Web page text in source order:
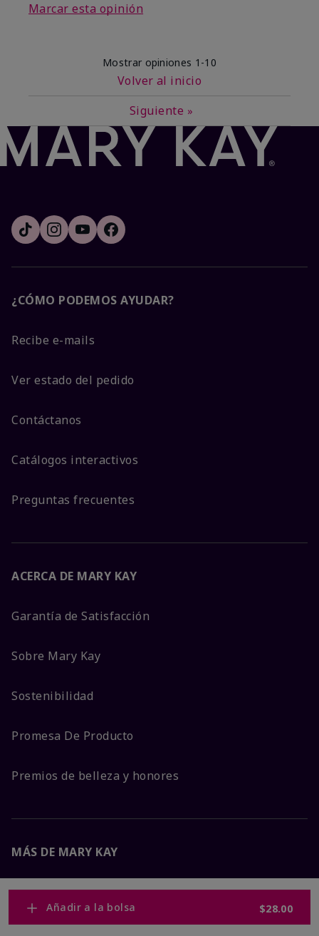
Añadir a la bolsa $28.00
Marcar esta opinión
Mostrar opiniones 1-10
Volver al inicio
Siguiente »
¿CÓMO PODEMOS AYUDAR?
Recibe e-mails
Ver estado del pedido
Contáctanos
Catálogos interactivos
Preguntas frecuentes
ACERCA DE MARY KAY
Garantía de Satisfacción
Sobre Mary Kay
Sostenibilidad
Promesa De Producto
Premios de belleza y honores
MÁS DE MARY KAY
Carreras Corporativas